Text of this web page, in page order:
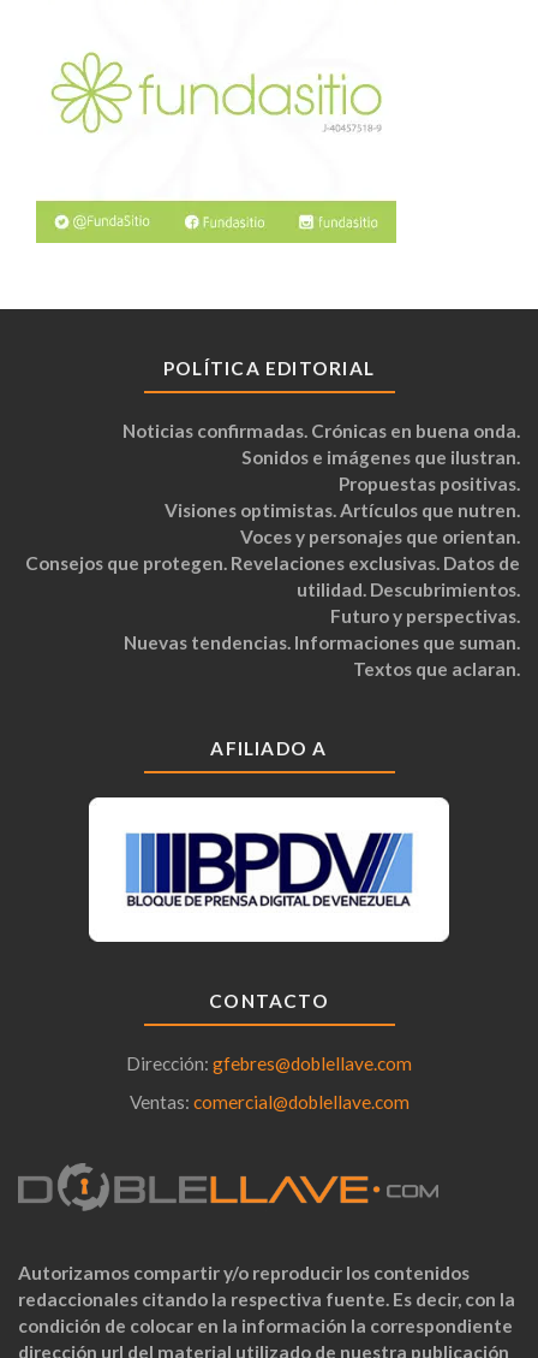
POLÍTICA EDITORIAL
Noticias confirmadas. Crónicas en buena onda.
Sonidos e imágenes que ilustran.
Propuestas positivas.
Visiones optimistas. Artículos que nutren.
Voces y personajes que orientan.
Consejos que protegen. Revelaciones exclusivas. Datos de
utilidad. Descubrimientos.
Futuro y perspectivas.
Nuevas tendencias. Informaciones que suman.
Textos que aclaran.
AFILIADO A
CONTACTO
Dirección: gfebres@doblellave.com
Ventas: comercial@doblellave.com
Autorizamos compartir y/o reproducir los contenidos
redaccionales citando la respectiva fuente. Es decir, con la
condición de colocar en la información la correspondiente
dirección url del material utilizado de nuestra publicación